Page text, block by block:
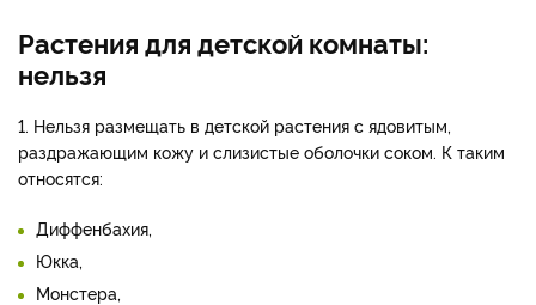
Растения для детской комнаты:
нельзя
1. Нельзя размещать в детской растения с ядовитым,
раздражающим кожу и слизистые оболочки соком. К таким
относятся:
Диффенбахия,
Юкка,
Монстера,